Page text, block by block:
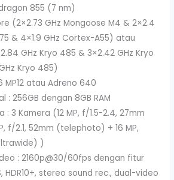
855 (7 nm)
(2×2.73 GHz Mongoose M4 & 2×2.4
& 4×1.9 GHz Cortex-A55) atau
GHz Kryo 485 & 3×2.42 GHz Kryo
Kryo 485)
MP12 atau Adreno 640
: 256GB dengan 8GB RAM
: 3 Kamera (12 MP, f/1.5-2.4, 27mm
f/2.1, 52mm (telephoto) + 16 MP,
)
: 2160p@30/60fps dengan fitur
HDR10+, stereo sound rec., dual-video